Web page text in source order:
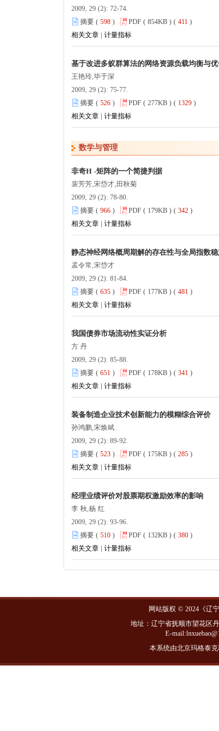
2009, 29 (2): 72-74.
摘要 ( 598 ) PDF ( 854KB ) ( 411 )
相关文章
计量指标
基于改进多蚁群算法的网络资源负载均衡与
王艳玲,毕于深
2009, 29 (2): 75-77.
摘要 ( 526 ) PDF ( 277KB ) ( 1329 )
相关文章
计量指标
数学与管理
非奇H -矩阵的一个简捷判据
裴芳芳,宋岱才,田秋菊
2009, 29 (2): 78-80.
摘要 ( 966 ) PDF ( 179KB ) ( 342 )
相关文章
计量指标
静态神经网络概周期解的存在性与全局指数
孟令常,宋岱才
2009, 29 (2): 81-84.
摘要 ( 635 ) PDF ( 177KB ) ( 481 )
相关文章
计量指标
我国债券市场流动性实证分析
方 丹
2009, 29 (2): 85-88.
摘要 ( 651 ) PDF ( 178KB ) ( 341 )
相关文章
计量指标
装备制造企业技术创新能力的模糊综合评价
孙鸿鹏,宋焕斌
2009, 29 (2): 89-92.
摘要 ( 523 ) PDF ( 175KB ) ( 285 )
相关文章
计量指标
经理业绩评价对股票期权激励效率的影响
李 秋,杨 红
2009, 29 (2): 93-96.
摘要 ( 510 ) PDF ( 132KB ) ( 380 )
相关文章
计量指标
网站版权 © 2024《辽
地址：辽宁省抚顺市望花区
E-
本系统由北京玛格泰